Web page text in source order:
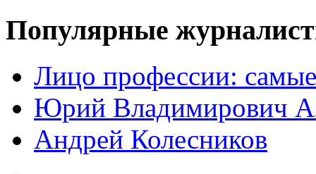
Популярные
Лицо профессии:
Юрий Владимирович
Андрей Колесников